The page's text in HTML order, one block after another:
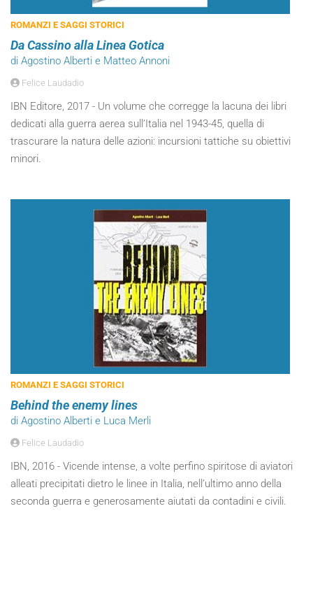
ROMANZI E SAGGI STORICI
Da Cassino alla Linea Gotica
di Agostino Alberti e Matteo Annoni
Felice Laudadio
IBN Editore, 2017 - Un volume che corregge la lacuna dei libri
dedicati alla guerra aerea sull’Italia nel 1943-45, quella di
trascurare la natura delle azioni: incursioni tattiche su obiettivi
minori.
ROMANZI E SAGGI STORICI
Behind the enemy lines
di Agostino Alberti e Luca Merli
Felice Laudadio
IBN, 2016 - Vicende intense, a volte perfino spiritose di aviatori
alleati precipitati dietro le linee in Italia, nell’ultimo anno della
seconda guerra e generosamente aiutati da contadini e civili.